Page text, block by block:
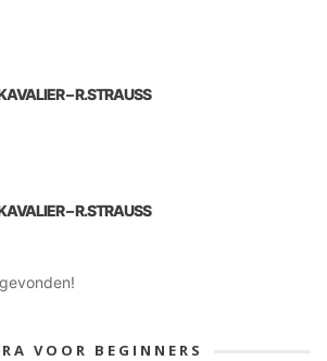
– R.STRAUSS
– R.STRAUSS
VOOR BEGINNERS